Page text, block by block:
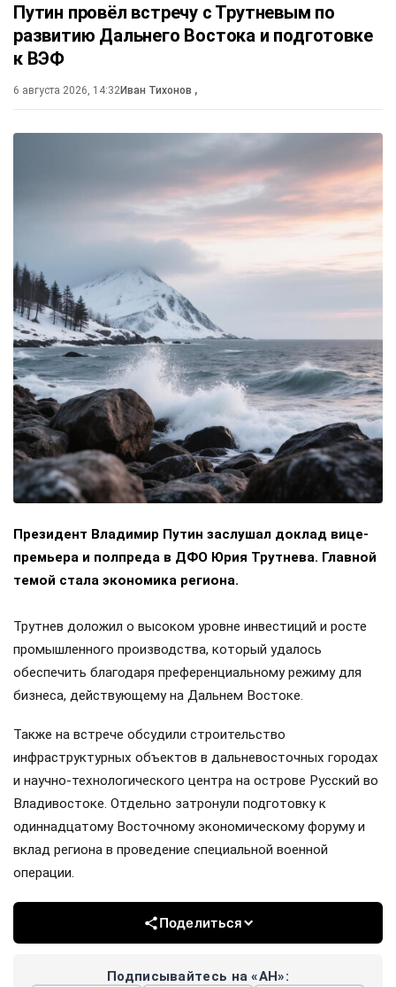
Путин провёл встречу с Трутневым по
развитию Дальнего Востока и подготовке
к ВЭФ
6 августа 2026, 14:32Иван Тихонов ,
Президент Владимир Путин заслушал доклад вице-
премьера и полпреда в ДФО Юрия Трутнева. Главной
темой стала экономика региона.
Трутнев доложил о высоком уровне инвестиций и росте
промышленного производства, который удалось
обеспечить благодаря преференциальному режиму для
бизнеса, действующему на Дальнем Востоке.
Также на встрече обсудили строительство
инфраструктурных объектов в дальневосточных городах
и научно-технологического центра на острове Русский во
Владивостоке. Отдельно затронули подготовку к
одиннадцатому Восточному экономическому форуму и
вклад региона в проведение специальной военной
операции.
Поделиться
Подписывайтесь на «АН»: